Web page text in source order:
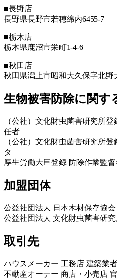
■長野店
長野県長野市若穂綿内6455-7
■栃木店
栃木県鹿沼市栄町1-4-6
■秋田店
秋田県潟上市昭和大久保字北野
生物被害防除に関す
（公社）文化財虫菌害研究所
任者
（公社）文化財虫菌害研究所
タ
厚生労働大臣登録 防除作業監督
加盟団体
公益社団法人 日本木材保存協会
公益社団法人 文化財虫菌害研究
取引先
ハウスメーカー 工務店 建築業
不動産オーナー 商店・小売店